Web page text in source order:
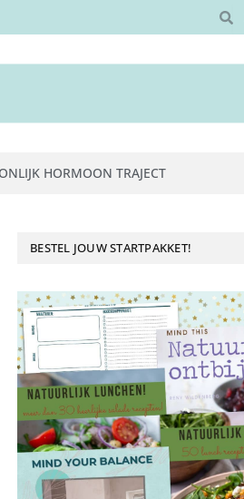
HORMOON TRAJECT
BESTEL JOUW STARTPAKKET!